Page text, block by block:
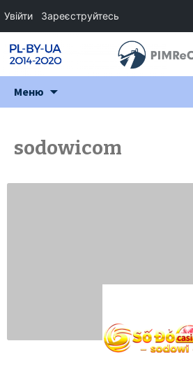
Меню
sodowicom
Увійти Зареєструйтесь